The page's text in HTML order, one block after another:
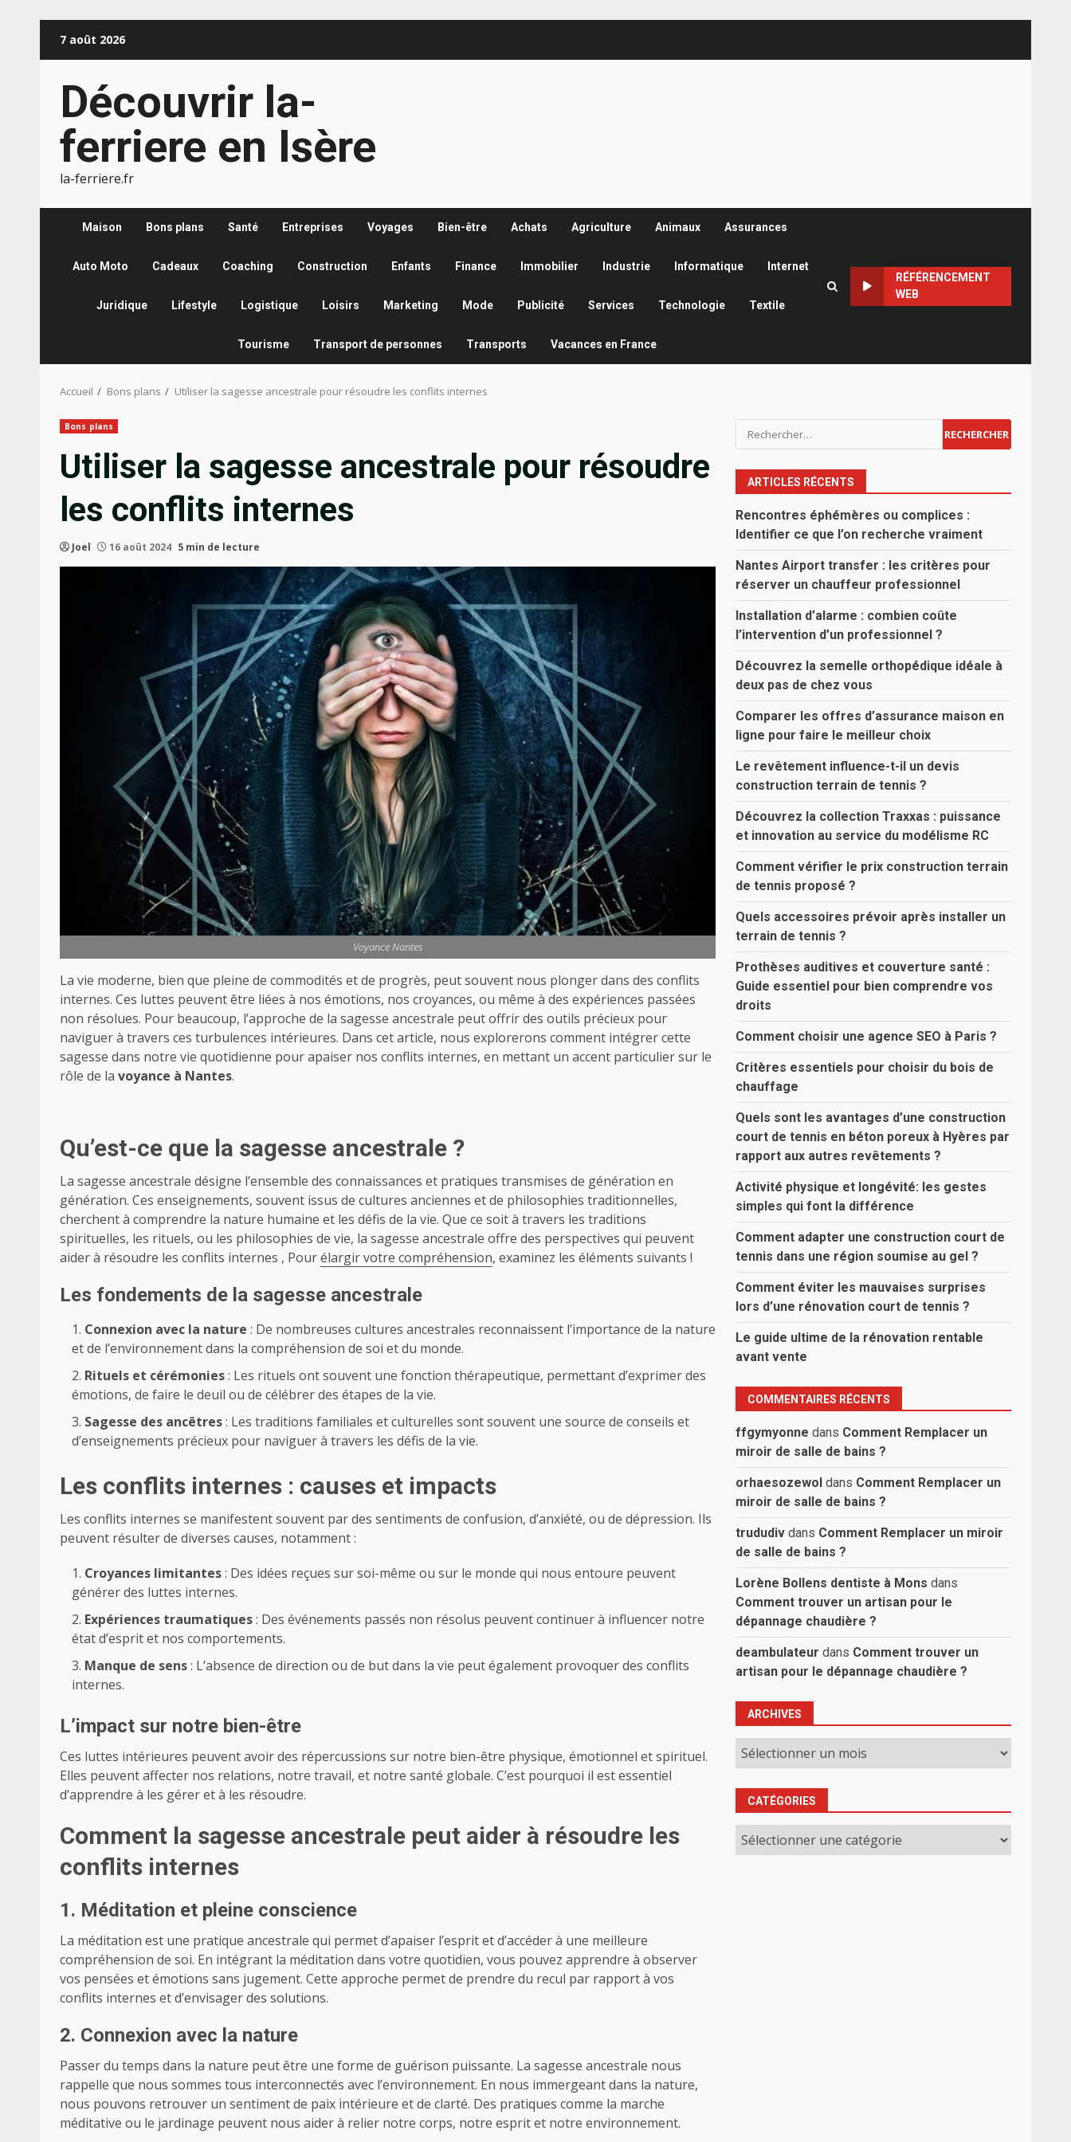
7 août 2026
Découvrir la-
ferriere en Isère
la-ferriere.fr
Maison Bons plans Santé Entreprises Voyages Bien-être Achats Agriculture Animaux Assurances
Auto Moto Cadeaux Coaching Construction Enfants Finance Immobilier Industrie Informatique Internet
Juridique Lifestyle Logistique Loisirs Marketing Mode Publicité Services Technologie Textile
Tourisme Transport de personnes Transports Vacances en France
RÉFÉRENCEMENT
WEB
Accueil Bons plans Utiliser la sagesse ancestrale pour résoudre les conflits internes
Bons plans
Utiliser la sagesse ancestrale pour résoudre
les conflits internes
Joel 16 août 2024 5 min de lecture
Voyance Nantes
La vie moderne, bien que pleine de commodités et de progrès, peut souvent nous plonger dans des conflits
internes. Ces luttes peuvent être liées à nos émotions, nos croyances, ou même à des expériences passées
non résolues. Pour beaucoup, l’approche de la sagesse ancestrale peut offrir des outils précieux pour
naviguer à travers ces turbulences intérieures. Dans cet article, nous explorerons comment intégrer cette
sagesse dans notre vie quotidienne pour apaiser nos conflits internes, en mettant un accent particulier sur le
rôle de la voyance à Nantes.
Qu’est-ce que la sagesse ancestrale ?
La sagesse ancestrale désigne l’ensemble des connaissances et pratiques transmises de génération en
génération. Ces enseignements, souvent issus de cultures anciennes et de philosophies traditionnelles,
cherchent à comprendre la nature humaine et les défis de la vie. Que ce soit à travers les traditions
spirituelles, les rituels, ou les philosophies de vie, la sagesse ancestrale offre des perspectives qui peuvent
aider à résoudre les conflits internes , Pourélargir votre compréhension, examinez les éléments suivants !
Les fondements de la sagesse ancestrale
Connexion avec la nature : De nombreuses cultures ancestrales reconnaissent l’importance de la nature
et de l’environnement dans la compréhension de soi et du monde.
Rituels et cérémonies: Les rituels ont souvent une fonction thérapeutique, permettant d’exprimer des
émotions, de faire le deuil ou de célébrer des étapes de la vie.
Sagesse des ancêtres: Les traditions familiales et culturelles sont souvent une source de conseils et
d’enseignements précieux pour naviguer à travers les défis de la vie.
Les conflits internes : causes et impacts
Les conflits internes se manifestent souvent par des sentiments de confusion, d’anxiété, ou de dépression. Ils
peuvent résulter de diverses causes, notamment :
Croyances limitantes: Des idées reçues sur soi-même ou sur le monde qui nous entoure peuvent
générer des luttes internes.
Expériences traumatiques: Des événements passés non résolus peuvent continuer à influencer notre
état d’esprit et nos comportements.
Manque de sens: L’absence de direction ou de but dans la vie peut également provoquer des conflits
internes.
L’impact sur notre bien-être
Ces luttes intérieures peuvent avoir des répercussions sur notre bien-être physique, émotionnel et spirituel.
Elles peuvent affecter nos relations, notre travail, et notre santé globale. C’est pourquoi il est essentiel
d’apprendre à les gérer et à les résoudre.
Comment la sagesse ancestrale peut aider à résoudre les
conflits internes
1. Méditation et pleine conscience
La méditation est une pratique ancestrale qui permet d’apaiser l’esprit et d’accéder à une meilleure
compréhension de soi. En intégrant la méditation dans votre quotidien, vous pouvez apprendre à observer
vos pensées et émotions sans jugement. Cette approche permet de prendre du recul par rapport à vos
conflits internes et d’envisager des solutions.
2. Connexion avec la nature
Passer du temps dans la nature peut être une forme de guérison puissante. La sagesse ancestrale nous
rappelle que nous sommes tous interconnectés avec l’environnement. En nous immergeant dans la nature,
nous pouvons retrouver un sentiment de paix intérieure et de clarté. Des pratiques comme la marche
méditative ou le jardinage peuvent nous aider à relier notre corps, notre esprit et notre environnement.
Rechercher :
ARTICLES RÉCENTS
Rencontres éphémères ou complices :
Identifier ce que l’on recherche vraiment
Nantes Airport transfer : les critères pour
réserver un chauffeur professionnel
Installation d’alarme : combien coûte
l’intervention d’un professionnel ?
Découvrez la semelle orthopédique idéale à
deux pas de chez vous
Comparer les offres d’assurance maison en
ligne pour faire le meilleur choix
Le revêtement influence-t-il un devis
construction terrain de tennis ?
Découvrez la collection Traxxas : puissance
et innovation au service du modélisme RC
Comment vérifier le prix construction terrain
de tennis proposé ?
Quels accessoires prévoir après installer un
terrain de tennis ?
Prothèses auditives et couverture santé :
Guide essentiel pour bien comprendre vos
droits
Comment choisir une agence SEO à Paris ?
Critères essentiels pour choisir du bois de
chauffage
Quels sont les avantages d’une construction
court de tennis en béton poreux à Hyères par
rapport aux autres revêtements ?
Activité physique et longévité: les gestes
simples qui font la différence
Comment adapter une construction court de
tennis dans une région soumise au gel ?
Comment éviter les mauvaises surprises
lors d’une rénovation court de tennis ?
Le guide ultime de la rénovation rentable
avant vente
COMMENTAIRES RÉCENTS
ffgymyonne dans Comment Remplacer un
miroir de salle de bains ?
orhaesozewol dans Comment Remplacer un
miroir de salle de bains ?
trududiv dans Comment Remplacer un miroir
de salle de bains ?
Lorène Bollens dentiste à Mons dans
Comment trouver un artisan pour le
dépannage chaudière ?
deambulateur dans Comment trouver un
artisan pour le dépannage chaudière ?
ARCHIVES
Archives
CATÉGORIES
Catégories